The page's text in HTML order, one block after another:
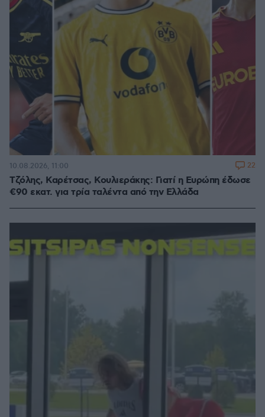
Τζόλης, Καρέτσας, Κουλιεράκης: Γιατί η Ευρώπη έδωσε
€90 εκατ. για τρία ταλέντα από την Ελλάδα
10.08.2026, 11:00 22